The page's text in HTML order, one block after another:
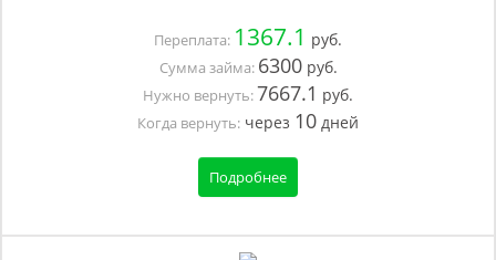
Переплата: 1367.1 руб.
Сумма займа: 6300руб.
Нужно вернуть:7667.1 руб.
Когда вернуть: через 10 дней
Подробнее